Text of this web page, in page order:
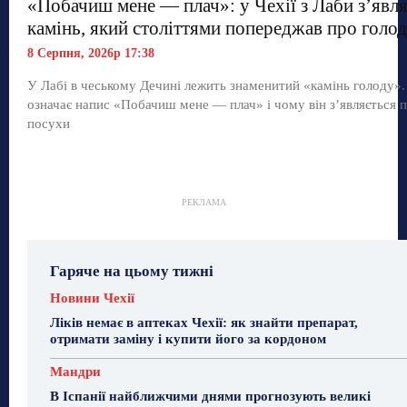
«Побачиш мене — плач»: у Чехії з Лаби
камінь, який століттями попереджав про голод
8 Серпня, 2026р 17:38
У Лабі в чеському Дечині лежить знаменитий «камінь
означає напис «Побачиш мене — плач» і чому він з’являється
посухи
РЕКЛАМА
Гаряче на цьому тижні
Новини Чехії
Ліків немає в аптеках Чехії: як знайти препарат,
отримати заміну і купити його за кордоном
Мандри
В Іспанії найближчими днями прогнозують великі